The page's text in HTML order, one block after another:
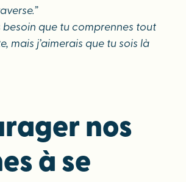
besoin que tu comprennes tout
mais j’aimerais que tu sois là
nos
à se